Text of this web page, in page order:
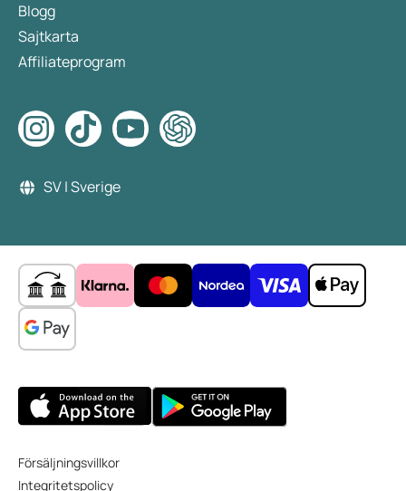
Blogg
Sajtkarta
Affiliateprogram
SV | Sverige
Försäljningsvillkor
Integritetspolicy